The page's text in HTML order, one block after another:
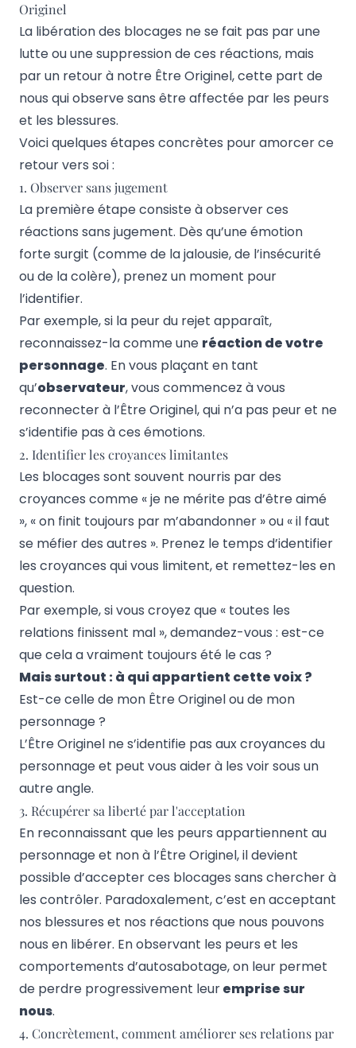
Originel
La libération des blocages ne se fait pas par une
lutte ou une suppression de ces réactions, mais
par un retour à notre Être Originel, cette part de
nous qui observe sans être affectée par les peurs
et les blessures.
Voici quelques étapes concrètes pour amorcer ce
retour vers soi :
1. Observer sans jugement
La première étape consiste à observer ces
réactions sans jugement. Dès qu’une émotion
forte surgit (comme de la jalousie, de l’insécurité
ou de la colère), prenez un moment pour
l’identifier.
Par exemple, si la peur du rejet apparaît,
reconnaissez-la comme une réaction de votre
personnage. En vous plaçant en tant
qu’observateur, vous commencez à vous
reconnecter à l’Être Originel, qui n’a pas peur et ne
s’identifie pas à ces émotions.
2. Identifier les croyances limitantes
Les blocages sont souvent nourris par des
croyances comme « je ne mérite pas d’être aimé
», « on finit toujours par m’abandonner » ou « il faut
se méfier des autres ». Prenez le temps d’identifier
les croyances qui vous limitent, et remettez-les en
question.
Par exemple, si vous croyez que « toutes les
relations finissent mal », demandez-vous : est-ce
que cela a vraiment toujours été le cas ?
Mais surtout : à qui appartient cette voix ?
Est-ce celle de mon Être Originel ou de mon
personnage ?
L’Être Originel ne s’identifie pas aux croyances du
personnage et peut vous aider à les voir sous un
autre angle.
3. Récupérer sa liberté par l'acceptation
En reconnaissant que les peurs appartiennent au
personnage et non à l’Être Originel, il devient
possible d’accepter ces blocages sans chercher à
les contrôler. Paradoxalement, c’est en acceptant
nos blessures et nos réactions que nous pouvons
nous en libérer. En observant les peurs et les
comportements d’autosabotage, on leur permet
de perdre progressivement leuremprise sur
nous.
4. Concrètement, comment améliorer ses relations par